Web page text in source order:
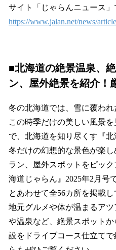
す
サイト「じゃらんニュース」
https://www.jalan.net/news/
■北海道の絶景温泉、
ン、屋外絶景を紹介！
冬の北海道では、雪に覆われ
この時季だけの美しい風景
で、北海道を知り尽くす『北
冬だけの幻想的な景色が楽
ラン、屋外スポットをピッ
海道じゃらん』2025年2月号
とあわせて全56カ所を掲載
地元グルメや体が温まるア
や温泉など、絶景スポット
設をドライブコース仕立て